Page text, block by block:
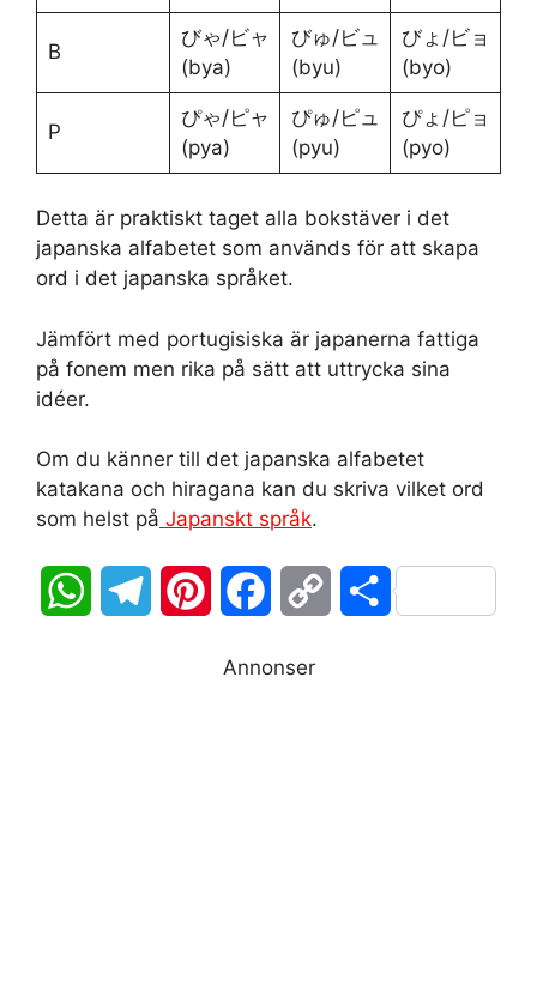
B
びゃ/ビャ
(bya)
びゅ/ビュ
(byu)
びょ/ビョ
(byo)
P
ぴゃ/ピャ
(pya)
ぴゅ/ピュ
(pyu)
ぴょ/ピョ
(pyo)
Detta är praktiskt taget alla bokstäver i det
japanska alfabetet som används för att skapa
ord i det japanska språket.
Jämfört med portugisiska är japanerna fattiga
på fonem men rika på sätt att uttrycka sina
idéer.
Om du känner till det japanska alfabetet
katakana och hiragana kan du skriva vilket ord
som helst på Japanskt språk.
W D
Annonser